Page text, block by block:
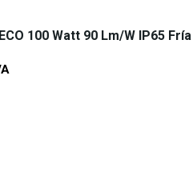
100 Watt 90 Lm/w IP65